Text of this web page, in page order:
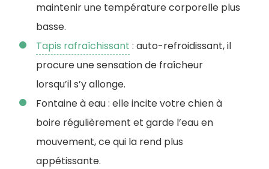
maintenir une température corporelle plus
basse.
Tapis rafraîchissant : auto-refroidissant, il
procure une sensation de fraîcheur
lorsqu’il s’y allonge.
Fontaine à eau : elle incite votre chien à
boire régulièrement et garde l’eau en
mouvement, ce qui la rend plus
appétissante.